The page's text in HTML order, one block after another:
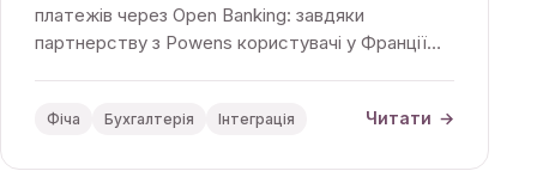
платежів через Open Banking: завдяки
партнерству з Powens користувачі у Франції
Фіча Бухгалтерія Інтеграція Читати →